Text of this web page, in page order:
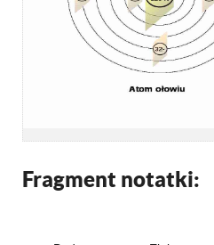
Fragment notatki: